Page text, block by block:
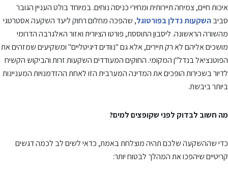
איכות חיים, צמיחה תיירותית ומחירי כניסה נוחים. במיוחד בולט העניין הגובר
סביבהשקעות נדלן בפורטוגל, שהפכה מחלום רחוק ליעד השקעה אסטרטגי
מהשורה הראשונה. ליסבון התוססת, פורטו הציורית ואזור האלגרבה הדרומי
מושכים אליהם לא רק תיירים, אלא גם "נוודים דיגיטליים" ומשקיעים שמזהים את
הפוטנציאל בנדל"ן המקומי. החוקים המעודדים השקעות זרות והביקוש הקשיח
לדיור בשכירות הופכים את המדינה המערבית הזו לאחת ההזדמנויות המעניינות
ביותר ביבשת.
מה חשוב לבדוק לפני שקופצים למים?
כדי שההשקעה שלכם תהיה מוצלחת באמת, כדאי לשים לב לכמה דגשים
קריטיים שיהפכו את המהלך לבטוח יותר: